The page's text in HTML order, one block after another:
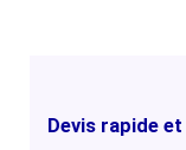
Devis rapide